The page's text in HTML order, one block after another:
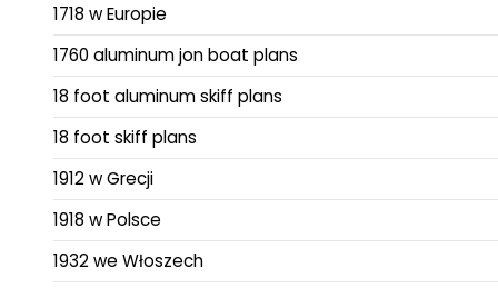
1718 w Europie
1760 aluminum jon boat plans
18 foot aluminum skiff plans
18 foot skiff plans
1912 w Grecji
1918 w Polsce
1932 we Włoszech